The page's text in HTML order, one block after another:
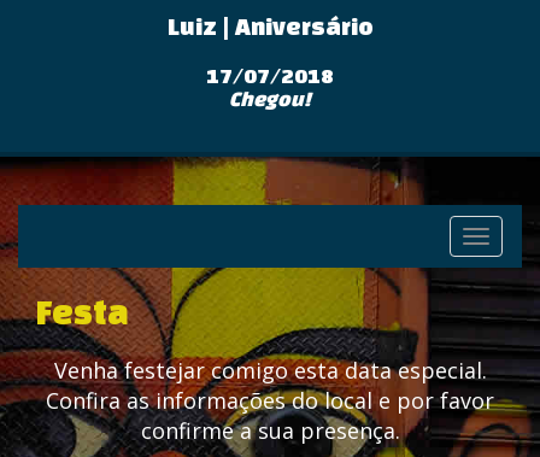
Luiz | Aniversário
17/07/2018
Chegou!
Toggle
Festa
Venha festejar comigo esta data especial.
Confira as informações do local e por favor
confirme a sua presença.